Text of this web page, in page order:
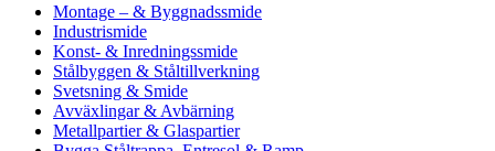
Montage – & Byggnadssmide
Industrismide
Konst- & Inredningssmide
Stålbyggen & Ståltillverkning
Svetsning & Smide
Avväxlingar & Avbärning
Metallpartier & Glaspartier